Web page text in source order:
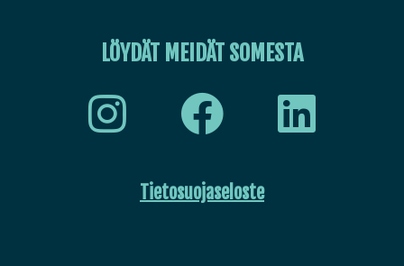
LÖYDÄT MEIDÄT SOMESTA
Tietosuojaseloste